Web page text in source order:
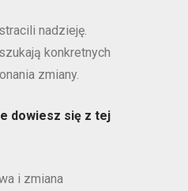
nadzieję.
konkretnych
zmiany.
dowiesz się z tej
i zmiana